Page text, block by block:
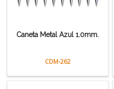
Caneta Metal Azul 1.0mm.
CDM-262